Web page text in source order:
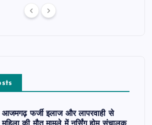
आजमगढ़ फर्जी इलाज और लापरवाही से